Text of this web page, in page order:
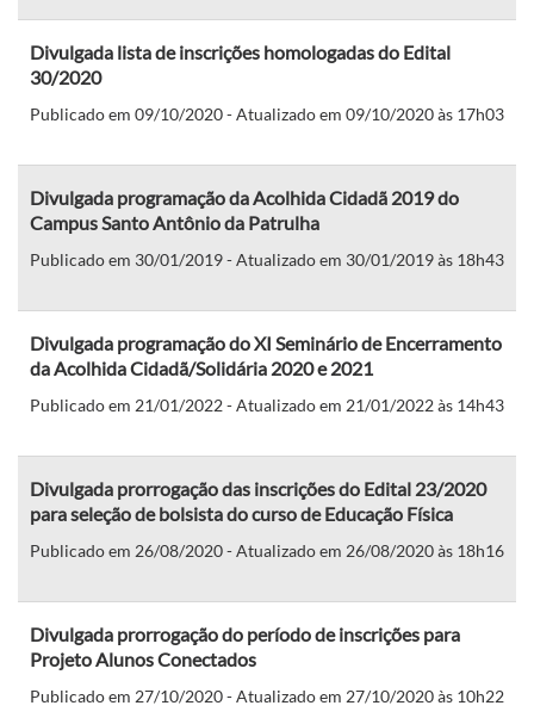
Divulgada lista de inscrições homologadas do Edital
30/2020
Publicado em 09/10/2020 - Atualizado em 09/10/2020 às 17h03
Divulgada programação da Acolhida Cidadã 2019 do
Campus Santo Antônio da Patrulha
Publicado em 30/01/2019 - Atualizado em 30/01/2019 às 18h43
Divulgada programação do XI Seminário de Encerramento
da Acolhida Cidadã/Solidária 2020 e 2021
Publicado em 21/01/2022 - Atualizado em 21/01/2022 às 14h43
Divulgada prorrogação das inscrições do Edital 23/2020
para seleção de bolsista do curso de Educação Física
Publicado em 26/08/2020 - Atualizado em 26/08/2020 às 18h16
Divulgada prorrogação do período de inscrições para
Projeto Alunos Conectados
Publicado em 27/10/2020 - Atualizado em 27/10/2020 às 10h22